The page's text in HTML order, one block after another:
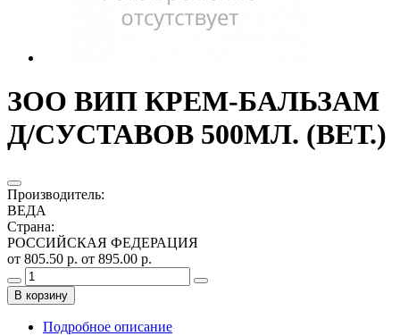
ЗОО ВИП КРЕМ-БАЛЬЗАМ
Д/СУСТАВОВ 500МЛ. (ВЕТ.)
Производитель:
ВЕДА
Страна:
РОССИЙСКАЯ ФЕДЕРАЦИЯ
от 805.50 р. от 895.00 р.
В корзину
Подробное описание